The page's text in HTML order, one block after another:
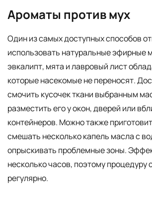
Ароматы против мух
Один из самых доступных способов
использовать натуральные эфирные
эвкалипт, мята и лавровый лист
которые насекомые не переносят.
смочить кусочек ткани выбранным
разместить его у окон, дверей или
контейнеров. Можно также
смешать несколько капель масла с
опрыскивать проблемные зоны.
несколько часов, поэтому процедуру
регулярно.